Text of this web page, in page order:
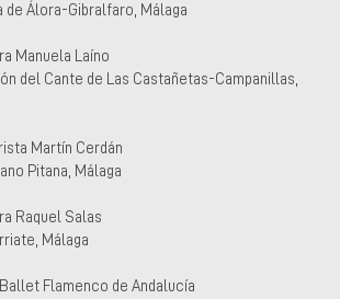
de Álora-Gibralfaro, Málaga
Manuela Laíno
del Cante de Las Castañetas-Campanillas,
Martín Cerdán
Pitana, Málaga
Raquel Salas
Málaga
Flamenco de Andalucía